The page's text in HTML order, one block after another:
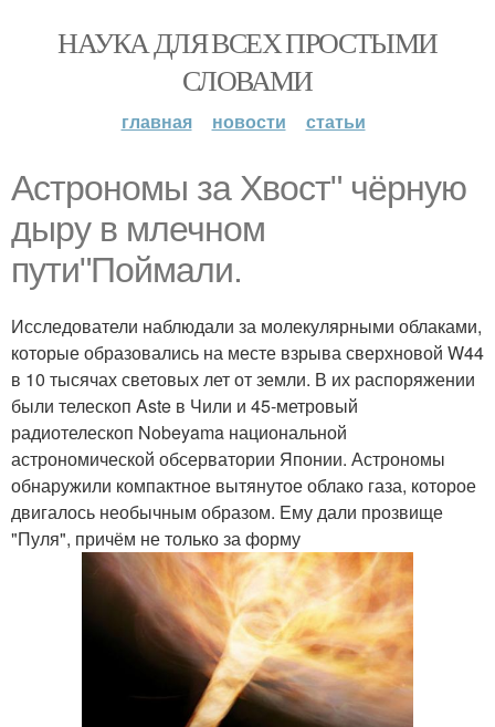
НАУКА ДЛЯ ВСЕХ ПРОСТЫМИ
СЛОВАМИ
главная новости статьи
Астрономы за Хвост" чёрную
дыру в млечном
пути"Поймали.
Исследователи наблюдали за молекулярными облаками,
которые образовались на месте взрыва сверхновой W44
в 10 тысячах световых лет от земли. В их распоряжении
были телескоп Aste в Чили и 45-метровый
радиотелескоп Nobeyama национальной
астрономической обсерватории Японии. Астрономы
обнаружили компактное вытянутое облако газа, которое
двигалось необычным образом. Ему дали прозвище
"Пуля", причём не только за форму